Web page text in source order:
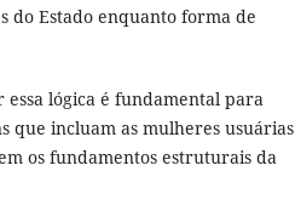
do Estado enquanto forma de
essa lógica é fundamental para
que incluam as mulheres usuárias
os fundamentos estruturais da